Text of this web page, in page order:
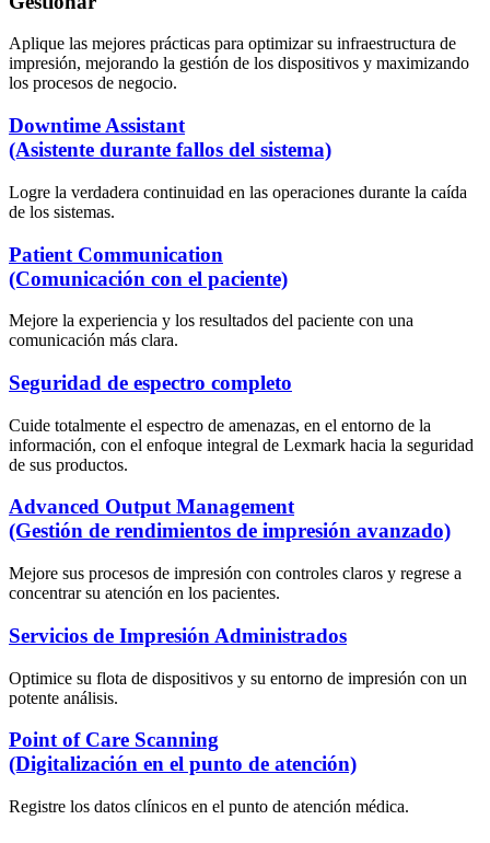
Aplique las mejores prácticas para optimizar su infraestructura de
impresión, mejorando la gestión de los dispositivos y maximizando
los procesos de negocio.
Downtime Assistant
(Asistente durante fallos del sistema)
Logre la verdadera continuidad en las operaciones durante la caída
de los sistemas.
Patient Communication
(Comunicación con el paciente)
Mejore la experiencia y los resultados del paciente con una
comunicación más clara.
Seguridad de espectro completo
Cuide totalmente el espectro de amenazas, en el entorno de la
información, con el enfoque integral de Lexmark hacia la seguridad
de sus productos.
Advanced Output Management
(Gestión de rendimientos de impresión avanzado)
Mejore sus procesos de impresión con controles claros y regrese a
concentrar su atención en los pacientes.
Servicios de Impresión Administrados
Optimice su flota de dispositivos y su entorno de impresión con un
potente análisis.
Point of Care Scanning
(Digitalización en el punto de atención)
Registre los datos clínicos en el punto de atención médica.